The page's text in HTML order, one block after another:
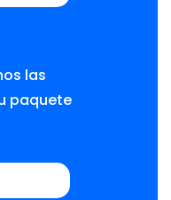
las
paquete